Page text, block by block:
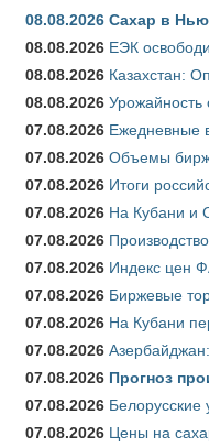
08.08.2026 Сахар в
08.08.2026 ЕЭК
08.08.2026 Казахстан:
08.08.2026 Урожайность
07.08.2026 Ежедневные
07.08.2026 Объемы
07.08.2026 Итоги
07.08.2026 На Кубани и
07.08.2026
07.08.2026 Индекс цен
07.08.2026 Биржевые
07.08.2026 На Кубани
07.08.2026
07.08.2026 Прогноз
07.08.2026
07.08.2026 Цены на